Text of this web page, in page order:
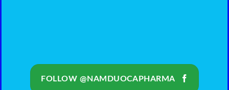
FOLLOW @NAMDUOCAPHARMA